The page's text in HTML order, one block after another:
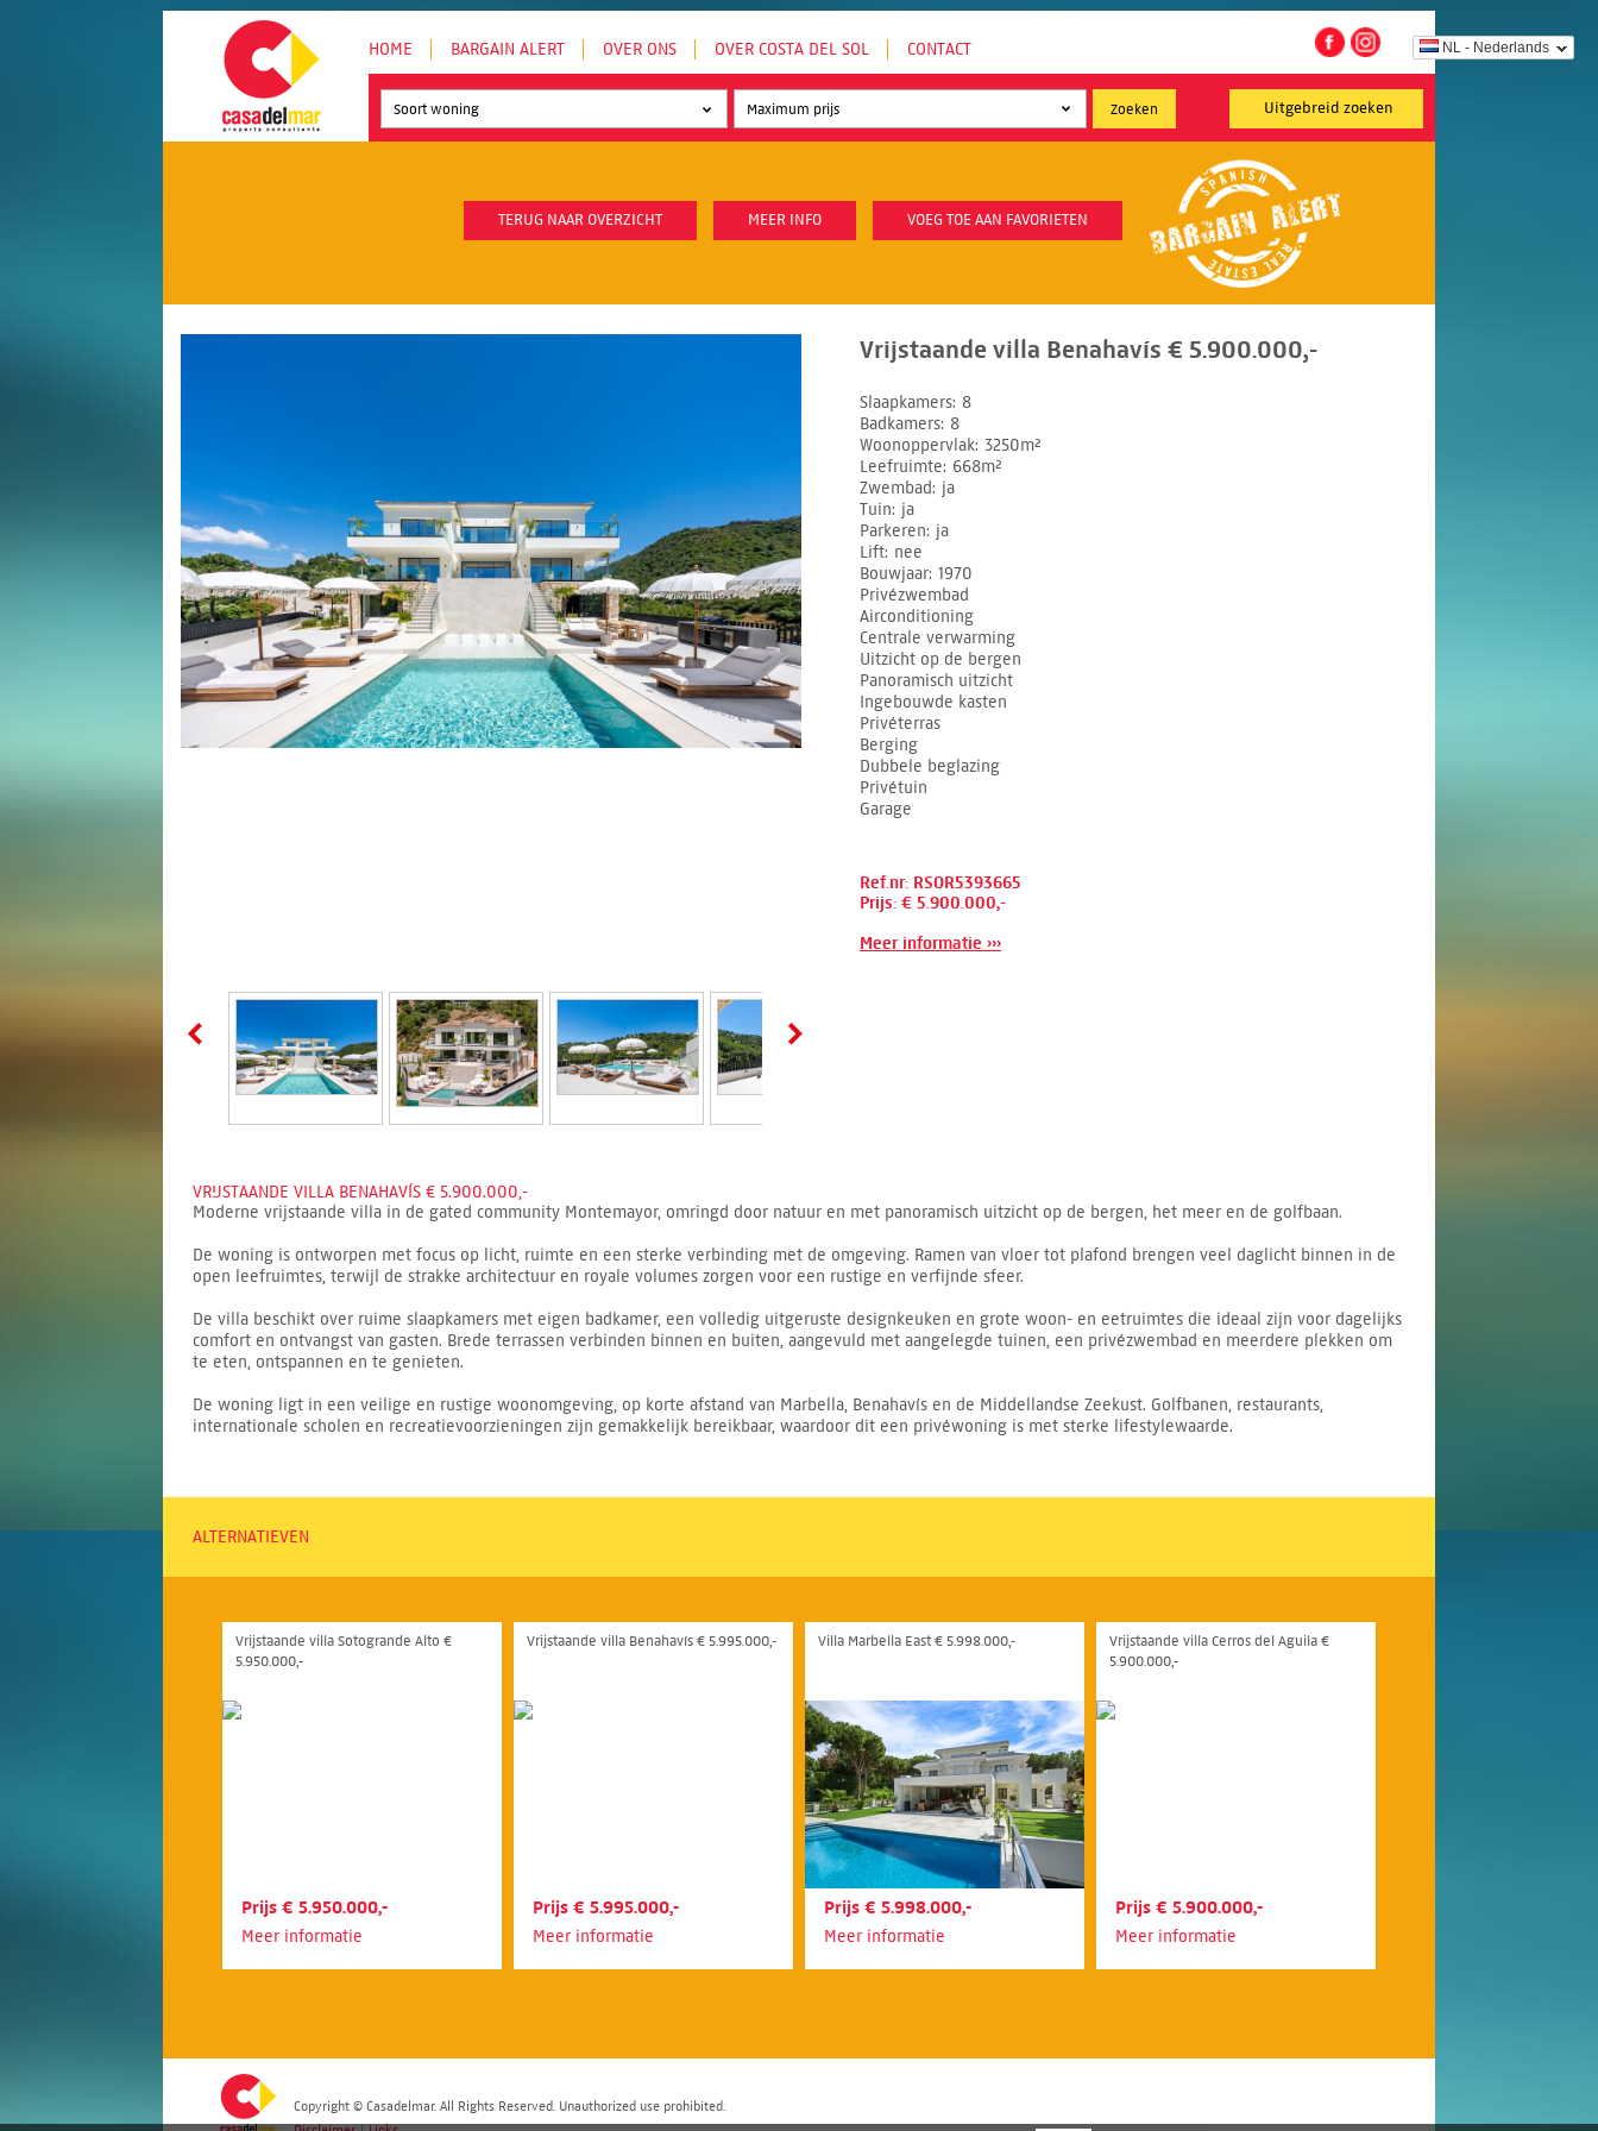
NL - Nederlands
HOME BARGAIN ALERT OVER ONS OVER COSTA DEL SOL CONTACT
Uitgebreid zoeken
Soort woning
TERUG NAAR OVERZICHT MEER INFO VOEG TOE AAN FAVORIETEN
Vrijstaande villa Benahavís € 5.900.000,-
Slaapkamers 8
Badkamers 8
Woonoppervlak 3250m²
Leefruimte 668m²
Zwembad
ja
Tuin ja
Parkeren ja
Lift nee
Bouwjaar 1970
Privézwembad
Airconditioning
Centrale verwarming
Uitzicht op de bergen
Panoramisch uitzicht
Ingebouwde kasten
Privéterras
Berging
Dubbele beglazing
Privétuin
Garage
Ref.nr: RSOR5393665
Prijs: € 5.900.000,-
Meer informatie ›››
VRIJSTAANDE VILLA BENAHAVÍS € 5.900.000,-
Moderne vrijstaande villa in de gated community Montemayor, omringd door natuur en met panoramisch uitzicht op de bergen, het meer en de golfbaan.
De woning is ontworpen met focus op licht, ruimte en een sterke verbinding met de omgeving. Ramen van vloer tot plafond brengen veel daglicht binnen in de
open leefruimtes, terwijl de strakke architectuur en royale volumes zorgen voor een rustige en verfijnde sfeer.
De villa beschikt over ruime slaapkamers met eigen badkamer, een volledig uitgeruste designkeuken en grote woon- en eetruimtes die ideaal zijn voor dagelijks
comfort en ontvangst van gasten. Brede terrassen verbinden binnen en buiten, aangevuld met aangelegde tuinen, een privézwembad en meerdere plekken om
te eten, ontspannen en te genieten.
De woning ligt in een veilige en rustige woonomgeving, op korte afstand van Marbella, Benahavís en de Middellandse Zeekust. Golfbanen, restaurants,
internationale scholen en recreatievoorzieningen zijn gemakkelijk bereikbaar, waardoor dit een privéwoning is met sterke lifestylewaarde.
ALTERNATIEVEN
Vrijstaande villa Sotogrande Alto €
5.950.000,-
Prijs € 5.950.000,-
Meer informatie
Vrijstaande villa Benahavís € 5.995.000,-
Prijs € 5.995.000,-
Meer informatie
Villa Marbella East € 5.998.000,-
Prijs € 5.998.000,-
Meer informatie
Vrijstaande villa Cerros del Aguila €
5.900.000,-
Prijs € 5.900.000,-
Meer informatie
Copyright © Casadelmar. All Rights Reserved. Unauthorized use prohibited.